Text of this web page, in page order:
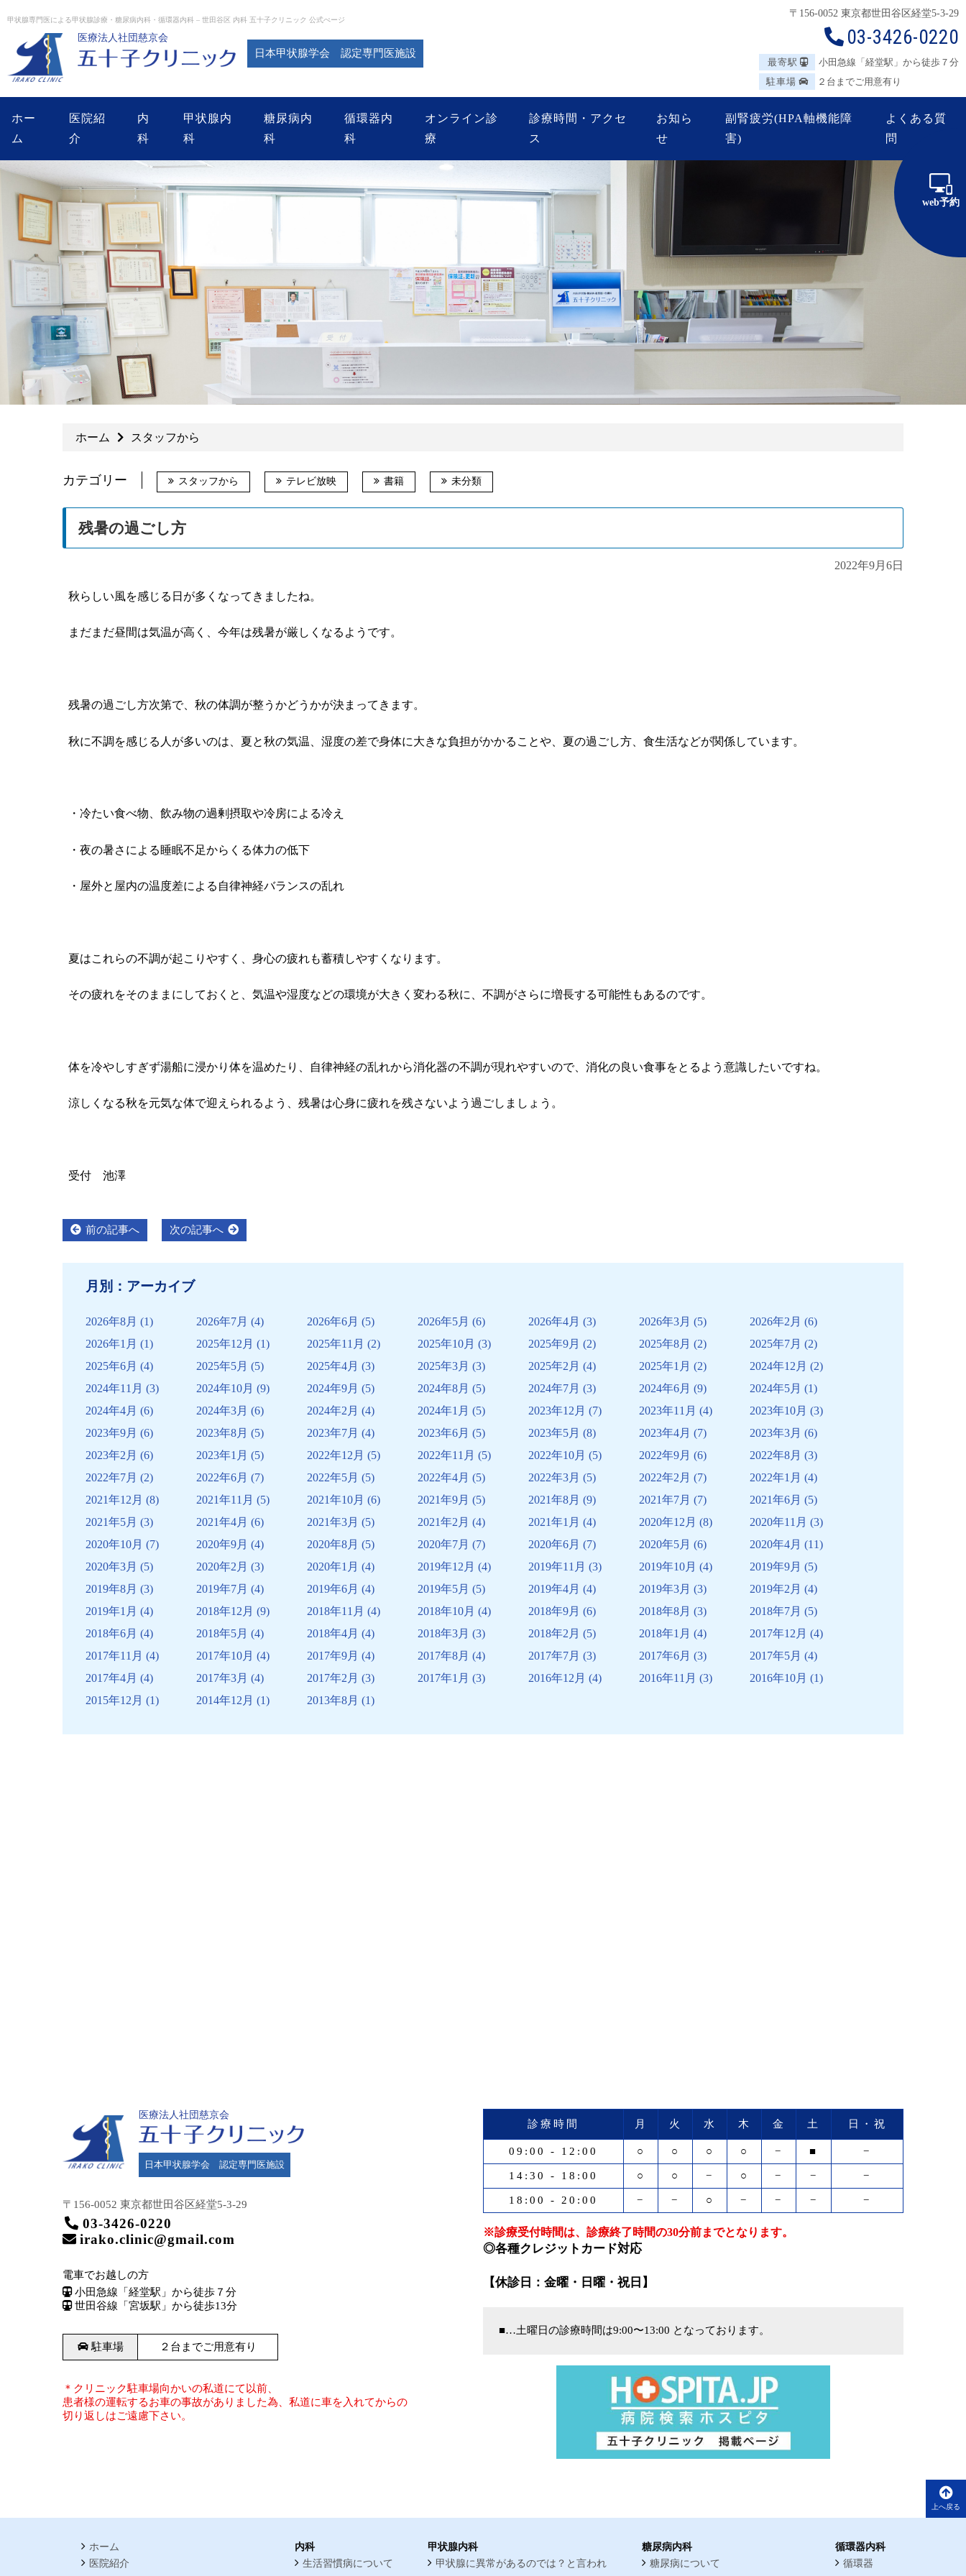
to甲状腺専門医による甲状腺診療・糖尿病内科・循環器内科 – 世田谷区 内科 五十子クリニック 公式ぺージ
医療法人社団慈京会
日本甲状腺学会 認定専門医施設
〒156-0052 東京都世田谷区経堂5-3-29
03-3426-0220
最寄駅
小田急線「経堂駅」から徒歩７分
駐車場
２台までご用意有り
web予約
ホー
ム
医院紹
介
内
科
甲状腺内
科
糖尿病内
科
循環器内
科
オンライン診
療
診療時間・アクセ
ス
お知ら
せ
副腎疲労(HPA軸機能障
害)
よくある質
問
ホーム スタッフから
カテゴリー スタッフから テレビ放映 書籍 未分類
残暑の過ごし方
2022年9月6日
秋らしい風を感じる日が多くなってきましたね。
まだまだ昼間は気温が高く、今年は残暑が厳しくなるようです。
残暑の過ごし方次第で、 秋の体調が整うかどうかが決まってきます。
秋に不調を感じる人が多いのは、夏と秋の気温、 湿度の差で身体に大きな負担がかかることや、夏の過ごし方、 食生活などが関係しています。
・冷たい食べ物、飲み物の過剰摂取や冷房による冷え
・夜の暑さによる睡眠不足からくる体力の低下
・屋外と屋内の温度差による自律神経バランスの乱れ
夏はこれらの不調が起こりやすく、 身心の疲れも蓄積しやすくなります。
その疲れをそのままにしておくと、 気温や湿度などの環境が大きく変わる秋に、 不調がさらに増長する可能性もあるのです。
体を冷やしすぎず湯船に浸かり体を温めたり、 自律神経の乱れから消化器の不調が現れやすいので、 消化の良い食事をとるよう意識したいですね。
涼しくなる秋を元気な体で迎えられるよう、 残暑は心身に疲れを残さないよう過ごしましょう。
受付 池澤
投 前の記事へ Previous
post:
次の記事へ
Next
post:
月別：アーカイブ
2026年8月 (1) 2026年7月 (4) 2026年6月 (5) 2026年5月 (6) 2026年4月 (3) 2026年3月 (5) 2026年2月 (6)
2026年1月 (1) 2025年12月 (1) 2025年11月 (2) 2025年10月 (3) 2025年9月 (2) 2025年8月 (2) 2025年7月 (2)
2025年6月 (4) 2025年5月 (5) 2025年4月 (3) 2025年3月 (3) 2025年2月 (4) 2025年1月 (2) 2024年12月 (2)
2024年11月 (3) 2024年10月 (9) 2024年9月 (5) 2024年8月 (5) 2024年7月 (3) 2024年6月 (9) 2024年5月 (1)
2024年4月 (6) 2024年3月 (6) 2024年2月 (4) 2024年1月 (5) 2023年12月 (7) 2023年11月 (4) 2023年10月 (3)
2023年9月 (6) 2023年8月 (5) 2023年7月 (4) 2023年6月 (5) 2023年5月 (8) 2023年4月 (7) 2023年3月 (6)
2023年2月 (6) 2023年1月 (5) 2022年12月 (5) 2022年11月 (5) 2022年10月 (5) 2022年9月 (6) 2022年8月 (3)
2022年7月 (2) 2022年6月 (7) 2022年5月 (5) 2022年4月 (5) 2022年3月 (5) 2022年2月 (7) 2022年1月 (4)
2021年12月 (8) 2021年11月 (5) 2021年10月 (6) 2021年9月 (5) 2021年8月 (9) 2021年7月 (7) 2021年6月 (5)
2021年5月 (3) 2021年4月 (6) 2021年3月 (5) 2021年2月 (4) 2021年1月 (4) 2020年12月 (8) 2020年11月 (3)
2020年10月 (7) 2020年9月 (4) 2020年8月 (5) 2020年7月 (7) 2020年6月 (7) 2020年5月 (6) 2020年4月 (11)
2020年3月 (5) 2020年2月 (3) 2020年1月 (4) 2019年12月 (4) 2019年11月 (3) 2019年10月 (4) 2019年9月 (5)
2019年8月 (3) 2019年7月 (4) 2019年6月 (4) 2019年5月 (5) 2019年4月 (4) 2019年3月 (3) 2019年2月 (4)
2019年1月 (4) 2018年12月 (9) 2018年11月 (4) 2018年10月 (4) 2018年9月 (6) 2018年8月 (3) 2018年7月 (5)
2018年6月 (4) 2018年5月 (4) 2018年4月 (4) 2018年3月 (3) 2018年2月 (5) 2018年1月 (4) 2017年12月 (4)
2017年11月 (4) 2017年10月 (4) 2017年9月 (4) 2017年8月 (4) 2017年7月 (3) 2017年6月 (3) 2017年5月 (4)
2017年4月 (4) 2017年3月 (4) 2017年2月 (3) 2017年1月 (3) 2016年12月 (4) 2016年11月 (3) 2016年10月 (1)
2015年12月 (1) 2014年12月 (1) 2013年8月 (1)
医療法人社団慈京会
日本甲状腺学会 認定専門医施設
〒156-0052 東京都世田谷区経堂5-3-29
03-3426-0220
irako.clinic@gmail.com
電車でお越しの方
小田急線「経堂駅」から徒歩７分
世田谷線「宮坂駅」から徒歩13分
駐車場 ２台までご用意有り
＊クリニック駐車場向かいの私道にて以前、
患者様の運転するお車の事故がありました為、私道に車を入れてからの
切り返しはご遠慮下さい。
診療時間 月 火 水 木 金 土 日・祝
09:00 - 12:00 ○ ○ ○ ○ − ■ −
14:30 - 18:00 ○ ○ − ○ − − −
18:00 - 20:00 − − ○ − − − −
※診療受付時間は、診療終了時間の30分前までとなります。
◎各種クレジットカード対応
【休診日：金曜・日曜・祝日】
■…土曜日の診療時間は9:00〜13:00 となっております。
上へ戻る
ホーム
医院紹介
内科
生活習慣病について
甲状腺内科
甲状腺に異常があるのでは？と言われ
糖尿病内科
糖尿病について
循環器内科
循環器